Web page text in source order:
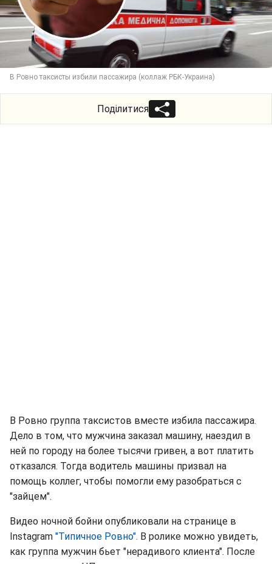
В Ровно таксисты избили пассажира (коллаж РБК-Украина)
Поділитися
В Ровно группа таксистов вместе избила пассажира.
Дело в том, что мужчина заказал машину, наездил в
ней по городу на более тысячи гривен, а вот платить
отказался. Тогда водитель машины призвал на
помощь коллег, чтобы помогли ему разобраться с
"зайцем".
Видео ночной бойни опубликовали на странице в
Instagram "Типичное Ровно". В ролике можно увидеть,
как группа мужчин бьет "нерадивого клиента". После